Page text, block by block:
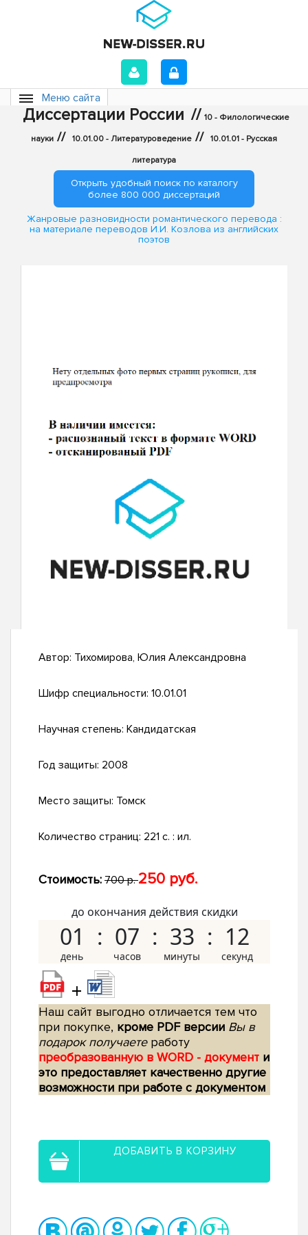
Меню сайта
Диссертации России // 10 - Филологические
науки // 10.01.00 - Литературоведение // 10.01.01 - Русская
литература
Открыть удобный поиск по каталогу
более 800 000 диссертаций
Жанровые разновидности романтического перевода :
на материале переводов И.И. Козлова из английских
поэтов
Автор: Тихомирова, Юлия Александровна
Шифр специальности: 10.01.01
Научная степень: Кандидатская
Год защиты: 2008
Место защиты: Томск
Количество страниц: 221 с. : ил.
Стоимость: 700 р.250 руб.
до окончания действия скидки
01 07 33 11
+
Наш сайт выгодно отличается тем что
при покупке, кроме PDF версии Вы в
подарок получаетеработу
преобразованную в WORD - документ и
это предоставляет качественно другие
возможности при работе с документом
ДОБАВИТЬ В КОРЗИНУ